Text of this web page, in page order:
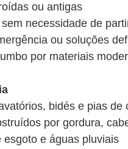
ou antigas
necessidade de
ou soluções
por materiais
bidés e pias de
por gordura,
e águas pluviais